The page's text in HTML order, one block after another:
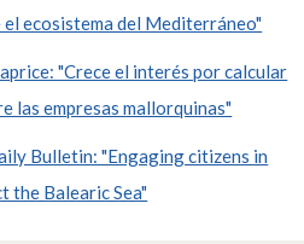
ecosistema del Mediterráneo"
"Crece el interés por calcular
las empresas mallorquinas"
Bulletin: "Engaging citizens in
the Balearic Sea"